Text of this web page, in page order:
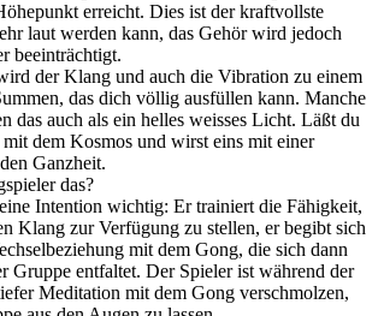
erreicht. Dies ist der kraftvollste
laut werden kann, das Gehör wird jedoch
beeinträchtigt.
der Klang und auch die Vibration zu einem
das dich völlig ausfüllen kann. Manche
das auch als ein helles weisses Licht. Läßt du
dem Kosmos und wirst eins mit einer
Ganzheit.
das?
Intention wichtig: Er trainiert die Fähigkeit,
Klang zur Verfügung zu stellen, er begibt sich
mit dem Gong, die sich dann
Gruppe entfaltet. Der Spieler ist während der
Meditation mit dem Gong verschmolzen,